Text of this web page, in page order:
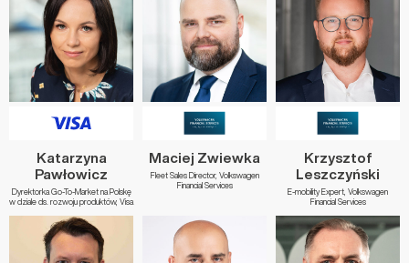
Katarzyna
Pawłowicz
Dyrektorka Go-To-Market na Polskę
w dziale ds. rozwoju produktów, Visa
Maciej Zwiewka
Fleet Sales Director, Volkswagen
Financial Services
Krzysztof
Leszczyński
E-mobility Expert, Volkswagen
Financial Services